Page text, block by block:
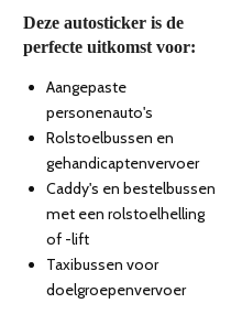
Deze autosticker is de
perfecte uitkomst voor:
Aangepaste
personenauto's
Rolstoelbussen en
gehandicaptenvervoer
Caddy's en bestelbussen
met een rolstoelhelling
of -lift
Taxibussen voor
doelgroepenvervoer